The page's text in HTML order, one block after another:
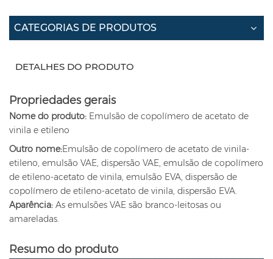
CATEGORIAS DE PRODUTOS
DETALHES DO PRODUTO
Propriedades gerais
Nome do produto: Emulsão de copolímero de acetato de
vinila e etileno
Outro nome:Emulsão de copolímero de acetato de vinila-
etileno, emulsão VAE, dispersão VAE, emulsão de copolímero
de etileno-acetato de vinila, emulsão EVA, dispersão de
copolímero de etileno-acetato de vinila, dispersão EVA.
Aparência: As emulsões VAE são branco-leitosas ou
amareladas.
Resumo do produto